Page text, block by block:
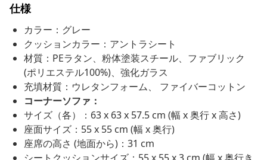
仕様
カラー：グレー
クッションカラー：アントラシート
材質：PEラタン、粉体塗装スチール、ファブリック
(ポリエステル100%)、強化ガラス
充填材質：ウレタンフォーム、 ファイバーコットン
コーナーソファ：
サイズ（各）：63 x 63 x 57.5 cm (幅 x 奥行 x 高さ)
座面サイズ：55 x 55 cm (幅 x 奥行)
座席の高さ (地面から)：31 cm